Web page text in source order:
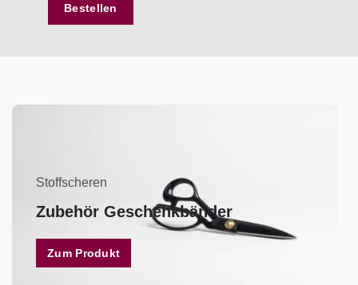
Bestellen
Stoffscheren
Zubehör Geschenkbänder
Zum Produkt